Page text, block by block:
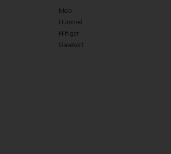
Molo
Hummel
Hilfiger
Gavekort